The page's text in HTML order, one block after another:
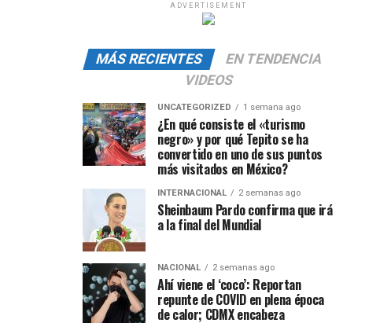
ADVERTISEMENT
MÁS RECIENTES
EN TENDENCIA
VIDEOS
UNCATEGORIZED 1 semana ago
¿En qué consiste el «turismo
negro» y por qué Tepito se ha
convertido en uno de sus puntos
más visitados en México?
INTERNACIONAL 2 semanas ago
Sheinbaum Pardo confirma que irá
a la final del Mundial
NACIONAL 2 semanas ago
Ahí viene el ‘coco’: Reportan
repunte de COVID en plena época
de calor; CDMX encabeza